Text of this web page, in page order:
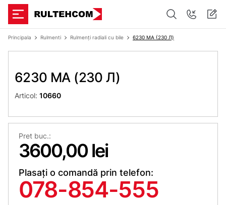
Principala Rulmenti Rulmenți radiali cu bile 6230 MA (230 Л)
6230 MA (230 Л)
Articol: 10660
Pret buc.:
3600,00 lei
Plasați o comandă prin telefon:
078-854-555